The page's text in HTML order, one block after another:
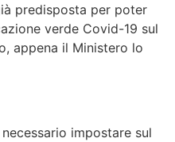
predisposta per poter
verde Covid-19 sul
appena il Ministero lo
impostare sul